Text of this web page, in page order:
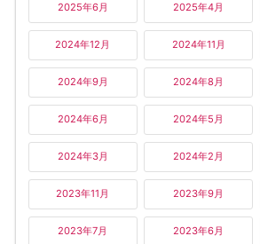
2025年6月 2025年4月
2024年12月 2024年11月
2024年9月 2024年8月
2024年6月 2024年5月
2024年3月 2024年2月
2023年11月 2023年9月
2023年7月 2023年6月